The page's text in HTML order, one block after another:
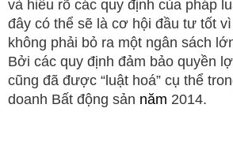
và hiểu rõ các quy định của pháp
đây có thể sẽ là cơ hội đầu tư tốt
không phải bỏ ra một ngân sách
Bởi các quy định đảm bảo quyền
cũng đã được “luật hoá” cụ thể
doanh Bất động sản năm 2014.